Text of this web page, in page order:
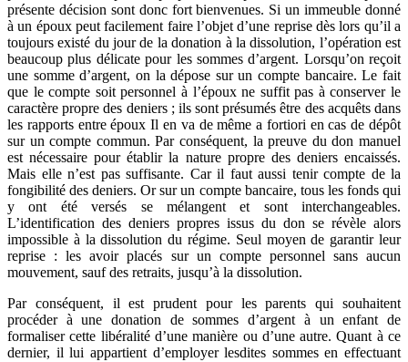
présente décision sont donc fort bienvenues. Si un immeuble donné
à un époux peut facilement faire l’objet d’une reprise dès lors qu’il a
toujours existé du jour de la donation à la dissolution, l’opération est
beaucoup plus délicate pour les sommes d’argent. Lorsqu’on reçoit
une somme d’argent, on la dépose sur un compte bancaire. Le fait
que le compte soit personnel à l’époux ne suffit pas à conserver le
caractère propre des deniers ; ils sont présumés être des acquêts dans
les rapports entre époux Il en va de même a fortiori en cas de dépôt
sur un compte commun. Par conséquent, la preuve du don manuel
est nécessaire pour établir la nature propre des deniers encaissés.
Mais elle n’est pas suffisante. Car il faut aussi tenir compte de la
fongibilité des deniers. Or sur un compte bancaire, tous les fonds qui
y ont été versés se mélangent et sont interchangeables.
L’identification des deniers propres issus du don se révèle alors
impossible à la dissolution du régime. Seul moyen de garantir leur
reprise : les avoir placés sur un compte personnel sans aucun
mouvement, sauf des retraits, jusqu’à la dissolution.
Par conséquent, il est prudent pour les parents qui souhaitent
procéder à une donation de sommes d’argent à un enfant de
formaliser cette libéralité d’une manière ou d’une autre. Quant à ce
dernier, il lui appartient d’employer lesdites sommes en effectuant